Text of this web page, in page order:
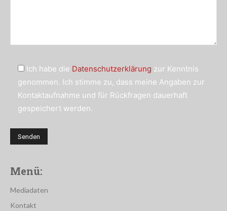
Ich habe die Datenschutzerklärung zur Kenntnis
genommen. Ich stimme zu, dass meine Angaben zur
Kontaktaufnahme und für Rückfragen dauerhaft
gespeichert werden.
Menü:
Mediadaten
Kontakt